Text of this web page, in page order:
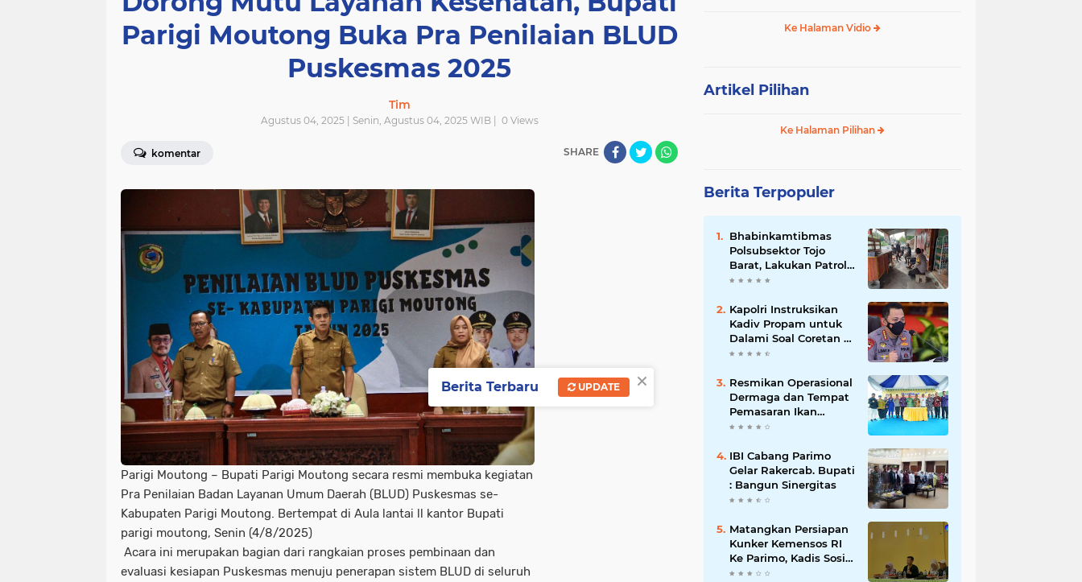
Parigi Moutong Buka Pra Penilaian BLUD
Puskesmas 2025
Tim
Agustus 04, 2025 | Senin, Agustus 04, 2025 WIB | 0Views
komentar SHARE
Parigi Moutong – Bupati Parigi Moutong secara resmi membuka kegiatan
Pra Penilaian Badan Layanan Umum Daerah (BLUD) Puskesmas se-
Kabupaten Parigi Moutong. Bertempat di Aula lantai ll kantor Bupati
parigi moutong, Senin (4/8/2025)
Acara ini merupakan bagian dari rangkaian proses pembinaan dan
evaluasi kesiapan Puskesmas menuju penerapan sistem BLUD di seluruh
Ke Halaman Vidio
Artikel Pilihan
Ke Halaman Pilihan
Berita Terpopuler
Bhabinkamtibmas
Polsubsektor Tojo
Barat, Lakukan Patroli
Di Desa Binaanya
Kapolri Instruksikan
Kadiv Propam untuk
Dalami Soal Coretan di
Polres Luwu
Resmikan Operasional
Dermaga dan Tempat
Pemasaran Ikan
Donggala
IBI Cabang Parimo
Gelar Rakercab. Bupati
: Bangun Sinergitas
Matangkan Persiapan
Kunker Kemensos RI
Ke Parimo, Kadis Sosial
Pimpin Rapat
×
Berita Terbaru UPDATE